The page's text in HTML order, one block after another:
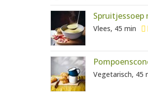
Spruitjessoep
Vlees, 45 min
Vegetarisch, 45